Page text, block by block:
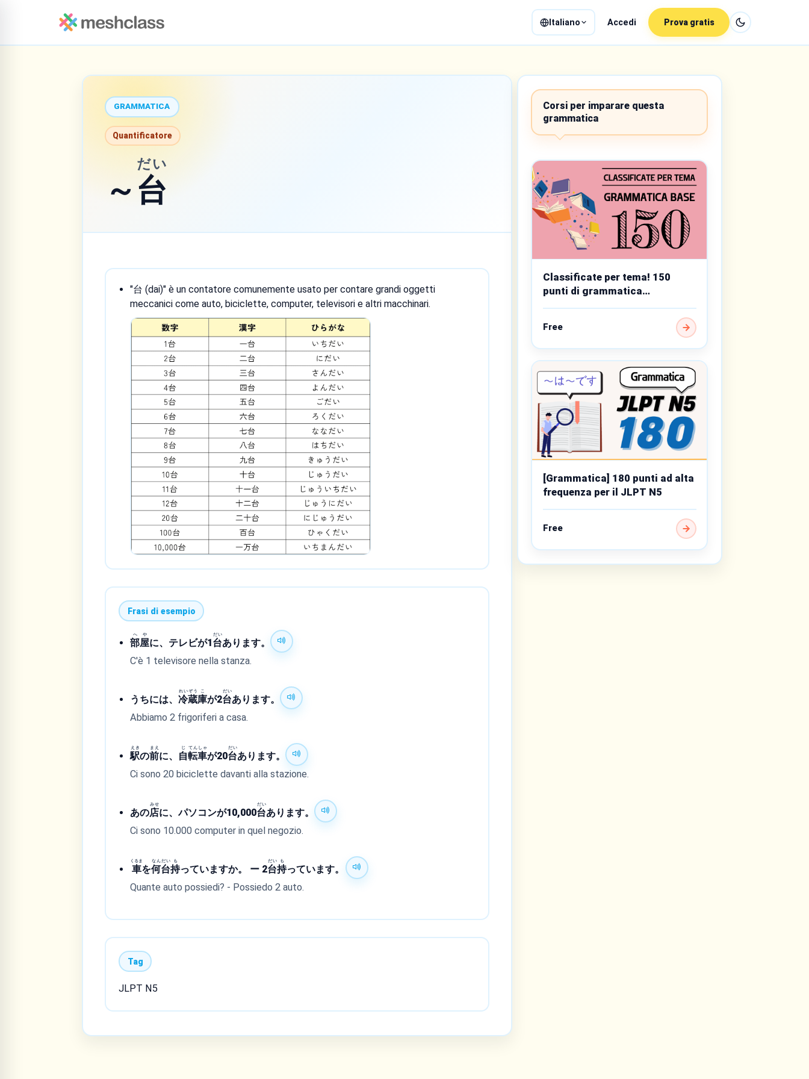
Italiano Accedi Prova gratis
GRAMMATICA
Quantificatore
～台
だい
"台 (dai)" è un contatore comunemente usato per contare grandi oggetti
meccanici come auto, biciclette, computer, televisori e altri macchinari.
Frasi di esempio
部
へ
屋
や
に、テレビが1台
だい
あります。
C'è 1 televisore nella stanza.
うちには、冷
れい
蔵
ぞう
庫
こ
が2台
だい
あります。
Abbiamo 2 frigoriferi a casa.
駅
えき
の前
まえ
に、 自
じ
転
てん
車
しゃ
が20台
だい
あります。
Ci sono 20 biciclette davanti alla stazione.
あの店
みせ
に、パソコンが10,000台
だい
あります。
Ci sono 10.000 computer in quel negozio.
車
くるま
を何
なん
台
だい
持
も
っていますか。 ー 2台
だい
持
も
っています。
Quante auto possiedi? - Possiedo 2 auto.
Tag
JLPT N5
Corsi per imparare questa
grammatica
Classificate per tema! 150
punti di grammatica
fondamentali di livello base
Free
[Grammatica] 180 punti ad alta
frequenza per il JLPT N5
Free